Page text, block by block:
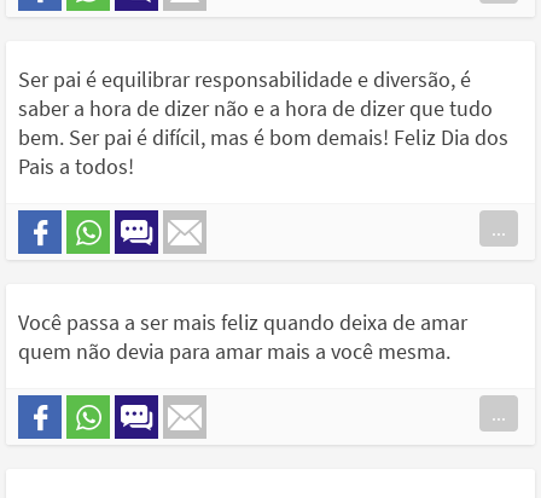
Ser pai é equilibrar responsabilidade e diversão, é
saber a hora de dizer não e a hora de dizer que tudo
bem. Ser pai é difícil, mas é bom demais! Feliz Dia dos
Pais a todos!
...
Você passa a ser mais feliz quando deixa de amar
quem não devia para amar mais a você mesma.
...